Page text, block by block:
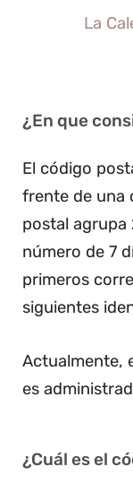
La
¿En que
El código
frente de una
postal agrupa
número de 7
primeros
siguientes
Actualmente,
es
¿Cuál es el